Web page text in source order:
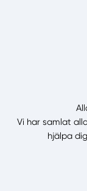
Vi har samlat
hjälpa